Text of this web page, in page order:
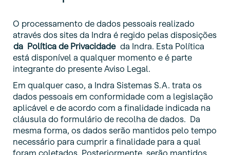
O processamento de dados pessoais realizado
através dos sites da Indra é regido pelas disposições
da Política de Privacidade da Indra. Esta Política
está disponível a qualquer momento e é parte
integrante do presente Aviso Legal.
Em qualquer caso, a Indra Sistemas S.A. trata os
dados pessoais em conformidade com a legislação
aplicável e de acordo com a finalidade indicada na
cláusula do formulário de recolha de dados. Da
mesma forma, os dados serão mantidos pelo tempo
necessário para cumprir a finalidade para a qual
foram coletados. Posteriormente, serão mantidos